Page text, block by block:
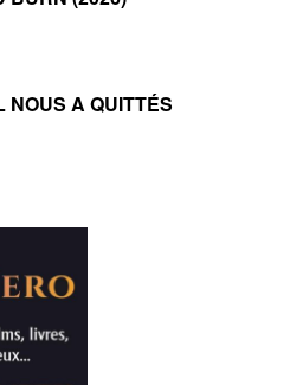
NOUS A QUITTÉS